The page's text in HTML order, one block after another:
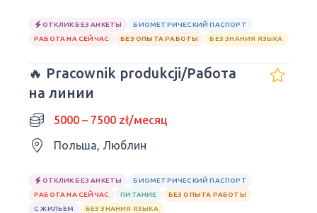
ОТКЛИК БЕЗ АНКЕТЫ
БИОМЕТРИЧЕСКИЙ ПАСПОРТ
РАБОТА НА СЕЙЧАС
БЕЗ ОПЫТА РАБОТЫ БЕЗ ЗНАНИЯ ЯЗЫКА
🔥 Pracownik produkcji/Работа
на линии
5000 – 7500 zł/месяц
Польша, Люблин
ОТКЛИК БЕЗ АНКЕТЫ
БИОМЕТРИЧЕСКИЙ ПАСПОРТ
РАБОТА НА СЕЙЧАС
ПИТАНИЕ
БЕЗ ОПЫТА РАБОТЫ
С ЖИЛЬЕМ
БЕЗ ЗНАНИЯ ЯЗЫКА